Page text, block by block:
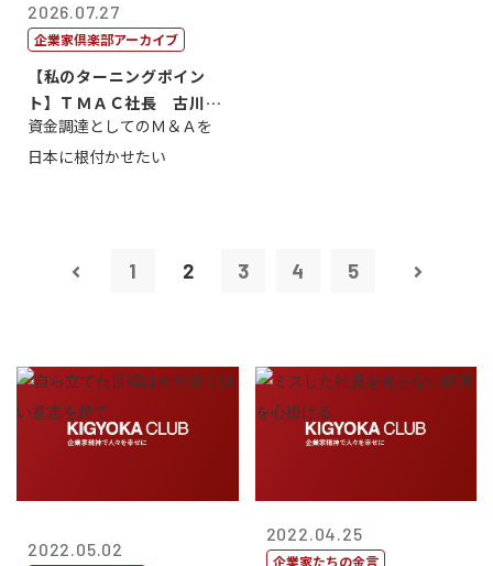
2026.07.27
企業家倶楽部アーカイブ
【私のターニングポイン
ト】ＴＭＡＣ社長 古川英
一
資金調達としてのＭ＆Ａを
日本に根付かせたい
1 2 3 4 5
2022.05.02
2022.04.25
企業家たちの金言